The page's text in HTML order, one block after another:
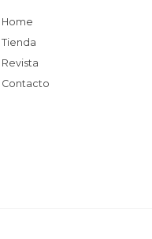
Home
Tienda
Revista
Contacto